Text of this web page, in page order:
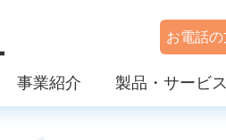
事業紹介 製品・サービス